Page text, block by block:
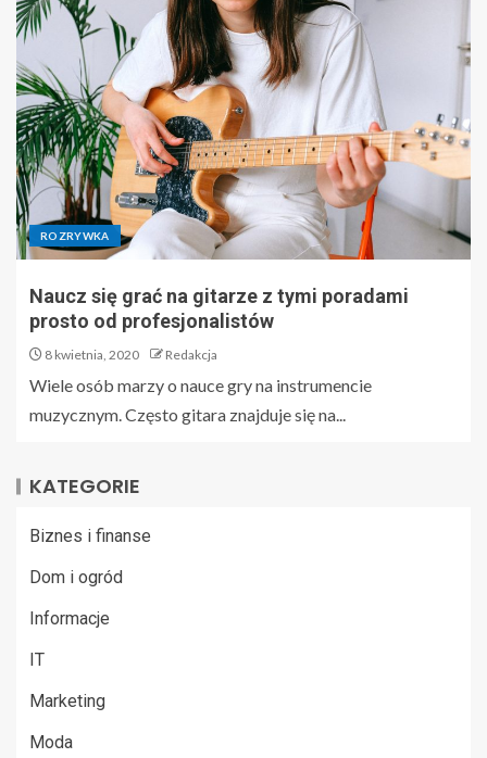
ROZRYWKA
Naucz się grać na gitarze z tymi poradami
prosto od profesjonalistów
8 kwietnia, 2020 Redakcja
Wiele osób marzy o nauce gry na instrumencie
muzycznym. Często gitara znajduje się na...
KATEGORIE
Biznes i finanse
Dom i ogród
Informacje
IT
Marketing
Moda